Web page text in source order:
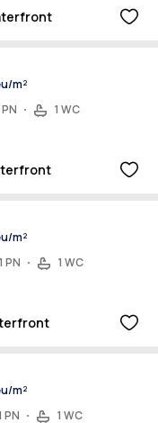
m²
PN 1 WC
m²
1 PN 1 WC
m²
PN 1 WC